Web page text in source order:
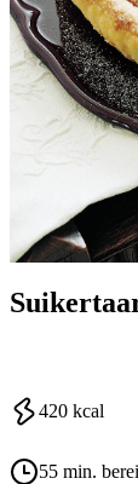
420 kcal
55 min.